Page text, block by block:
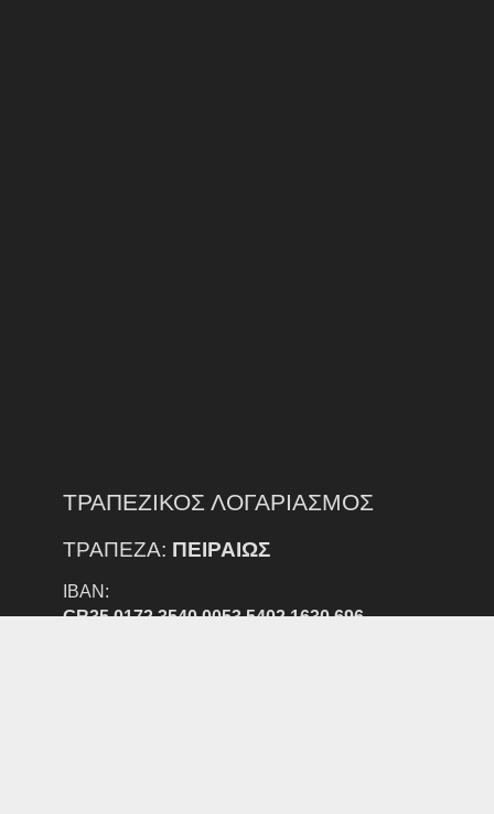
ΤΡΑΠΕΖΙΚΟΣ ΛΟΓΑΡΙΑΣΜΟΣ
ΤΡΑΠΕΖΑ: ΠΕΙΡΑΙΩΣ
IBAN:
GR35 0172 3540 0053 5402 1630 696